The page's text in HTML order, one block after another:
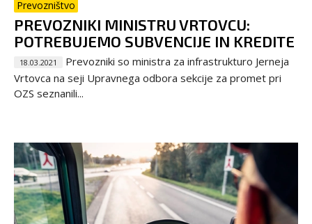
Prevozništvo
PREVOZNIKI MINISTRU VRTOVCU:
POTREBUJEMO SUBVENCIJE IN KREDITE
18.03.2021
Prevozniki so ministra za infrastrukturo Jerneja
Vrtovca na seji Upravnega odbora sekcije za promet pri
OZS seznanili...